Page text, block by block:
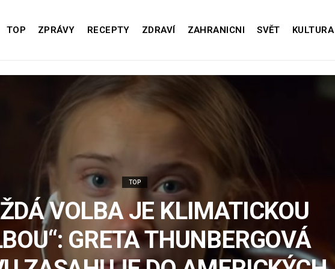
TOP ZPRÁVY RECEPTY ZDRAVÍ ZAHRANICNI SVĚT KULTURA
TOP
VOLBA JE KLIMATICKOU
GRETA THUNBERGOVÁ